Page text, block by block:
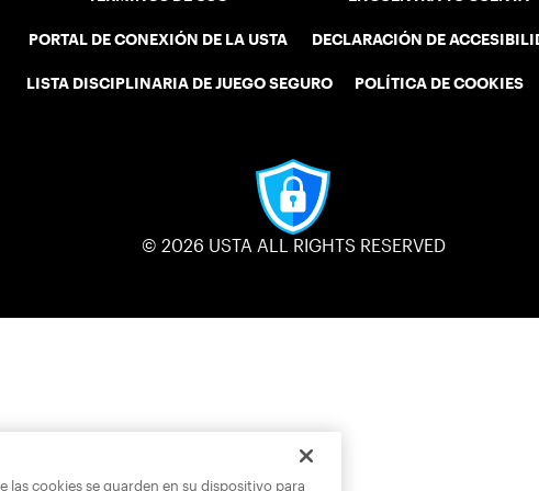
PORTAL DE CONEXIÓN DE LA USTA
LISTA DISCIPLINARIA DE JUEGO SEGURO
DECLARACIÓN DE
POLÍTICA DE COOKIES
© 2026 USTA ALL RIGHTS RESERVED
las cookies se guarden en su dispositivo para